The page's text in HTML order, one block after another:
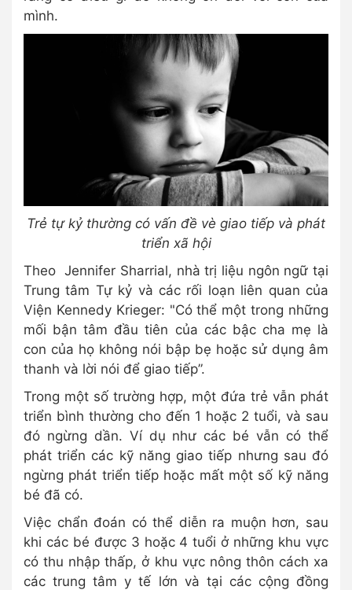
mình.
Trẻ tự kỷ thường có vấn đề vè giao tiếp và phát
triển xã hội
Theo Jennifer Sharrial, nhà trị liệu ngôn ngữ tại
Trung tâm Tự kỷ và các rối loạn liên quan của
Viện Kennedy Krieger: "Có thể một trong những
mối bận tâm đầu tiên của các bậc cha mẹ là
con của họ không nói bập bẹ hoặc sử dụng âm
thanh và lời nói để giao tiếp”.
Trong một số trường hợp, một đứa trẻ vẫn phát
triển bình thường cho đến 1 hoặc 2 tuổi, và sau
đó ngừng dần. Ví dụ như các bé vẫn có thể
phát triển các kỹ năng giao tiếp nhưng sau đó
ngừng phát triển tiếp hoặc mất một số kỹ năng
bé đã có.
Việc chẩn đoán có thể diễn ra muộn hơn, sau
khi các bé được 3 hoặc 4 tuổi ở những khu vực
có thu nhập thấp, ở khu vực nông thôn cách xa
các trung tâm y tế lớn và tại các cộng đồng